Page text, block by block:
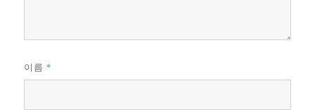
이름 *